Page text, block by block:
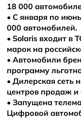
18 000
• С января по
000 автомобилей.
• Solaris входит в
марок на
• Автомобили
программу
• Дилерская сеть
центров продаж и
• Запущена
Цифровой